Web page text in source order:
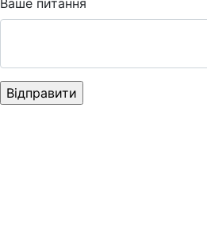
Ваше питання